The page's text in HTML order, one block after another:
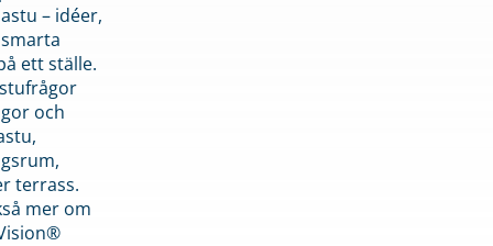
– idéer,
ett ställe.
och
terrass.
mer om